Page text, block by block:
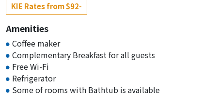
KIE Rates from $92-
Amenities
Coffee maker
Complementary Breakfast for all guests
Free Wi-Fi
Refrigerator
Some of rooms with Bathtub is available